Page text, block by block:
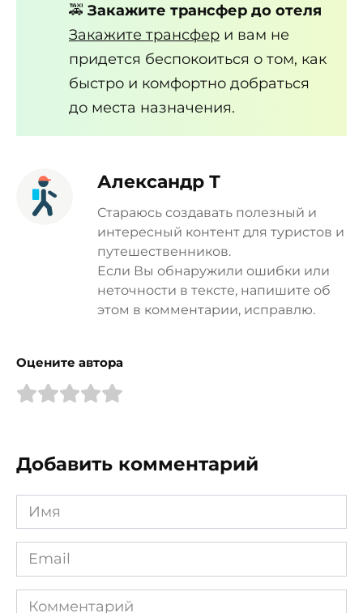
🚕 Закажите трансфер до отеля
Закажите трансфер и вам не
придется беспокоиться о том, как
быстро и комфортно добраться
до места назначения.
Александр Т
Стараюсь создавать полезный и
интересный контент для туристов и
путешественников.
Если Вы обнаружили ошибки или
неточности в тексте, напишите об
этом в комментарии, исправлю.
Оцените автора
Добавить комментарий
Имя
*
Email
*
Комментарий